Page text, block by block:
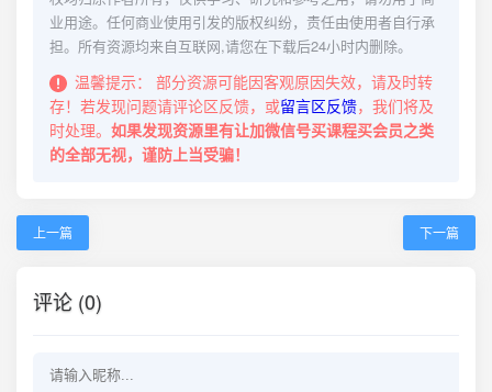
业用途。任何商业使用引发的版权纠纷，责任由使用者自行承
担。所有资源均来自互联网,请您在下载后24小时内删除。
温馨提示：
部分资源可能因客观原因失效，请及时转
存！若发现问题请评论区反馈，或留言区反馈，我们将及
时处理。 如果发现资源里有让加微信号买课程买会员之类
的全部无视，谨防上当受骗！
上一篇 下一篇
评论 (0)